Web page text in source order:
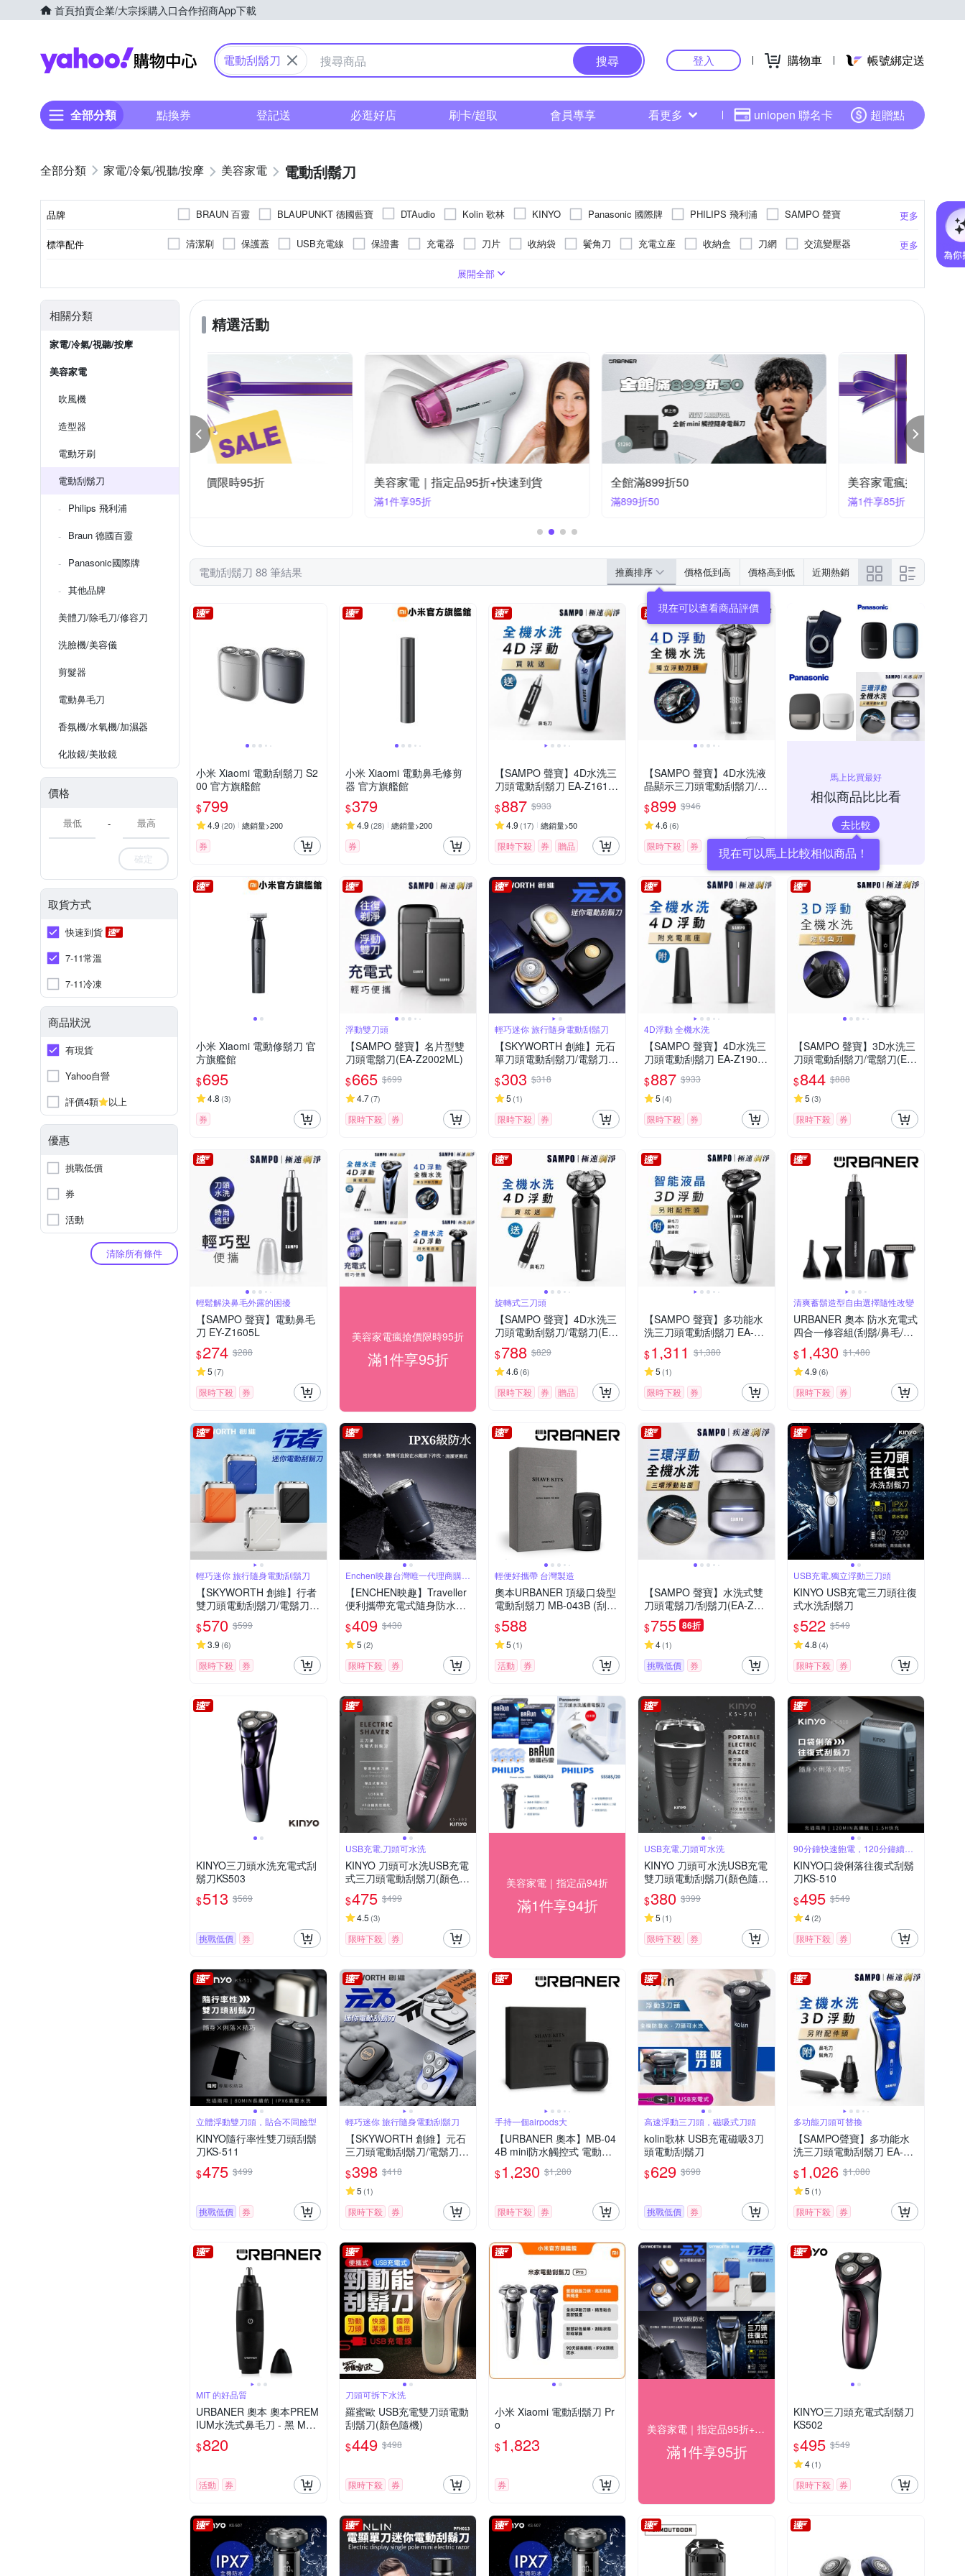
首頁拍賣企業/大宗採購入口合作招商App下載
Yahoo購物中心
電動刮鬍刀 搜尋 登入 購物車 帳號綁定送
全部分類 點換券 登記送 必逛好店 刷卡/超取 會員專享 看更多 uniopen 聯名卡 超贈點
家電/冷氣/視聽/按摩 美容家電 電動刮鬍刀
品牌 更多
BRAUN 百靈 BLAUPUNKT 德國藍寶 DTAudio Kolin 歌林 KINYO Panasonic 國際牌 PHILIPS 飛利浦
SAMPO 聲寶
SKYWORTH 創維
URBANER 奧本 Xiaomi 小米 其他品牌 羅蜜歐
標準配件 更多
清潔刷 保護蓋 USB充電線 保證書 充電器 刀片 收納袋 鬢角刀 充電立座 收納盒 刀網
交流變壓器
展開全部
相關分類
家電/冷氣/視聽/按摩
美容家電
吹風機
造型器
電動牙刷
電動刮鬍刀
Philips 飛利浦
Braun 德國百靈
Panasonic國際牌
其他品牌
美體刀/除毛刀/修容刀
洗臉機/美容儀
剪髮器
電動鼻毛刀
香氛機/水氧機/加濕器
化妝鏡/美妝鏡
價格
-
確定
取貨方式
快速到貨
7-11常溫
7-11冷凍
商品狀況
有現貨
Yahoo自營
評價4顆
以上
優惠
挑戰低價
券
活動
清除所有條件
精選活動
美容家電瘋搶價限時85折 美容家電｜指定品9折+快速到貨
電動刮鬍刀 88 筆結果 推薦排序 價格低到高 價格高到低 近期熱銷
小米 Xiaomi 電動刮鬍刀 S2
00 官方旗艦館
$799
4.9 (20) 總銷量>200
券
小米 Xiaomi 電動鼻毛修剪
器 官方旗艦館
$379
4.9 (28) 總銷量>200
券
【SAMPO 聲寶】4D水洗三
刀頭電動刮鬍刀 EA-Z1613
WL(電鬍刀/修容刀)
$887 $933
4.9 (17) 總銷量>50
限時下殺 券 贈品
【SAMPO 聲寶】4D水洗液
晶顯示三刀頭電動刮鬍刀/電
鬍刀(EA-Z2432WL)
$899 $946
4.6 (6)
限時下殺 券
馬上比買最好
相似商品比比看
去比較
現在可以馬上比較相似商品！
小米 Xiaomi 電動修鬍刀 官
方旗艦館
$695
4.8 (3)
券
浮動雙刀頭
【SAMPO 聲寶】名片型雙
刀頭電鬍刀(EA-Z2002ML)
$665 $699
4.7(7)
限時下殺 券
輕巧迷你 旅行隨身電動刮鬍刀
【SKYWORTH 創維】元石
單刀頭電動刮鬍刀/電鬍刀
台灣公司貨(充電式/IPX7防
水/全機水洗)
$303 $318
5 (1)
限時下殺 券
4D浮動 全機水洗
【SAMPO 聲寶】4D水洗三
刀頭電動刮鬍刀 EA-Z1904
WL
$887 $933
5 (4)
限時下殺 券
【SAMPO 聲寶】3D水洗三
刀頭電動刮鬍刀/電鬍刀(EA-
Z2431WL)
$844 $888
5 (3)
限時下殺 券
輕鬆解決鼻毛外露的困擾
【SAMPO 聲寶】電動鼻毛
刀 EY-Z1605L
$274 $288
5 (7)
限時下殺 券
美容家電瘋搶價限時95折
滿1件享95折
旋轉式三刀頭
【SAMPO 聲寶】4D水洗三
刀頭電動刮鬍刀/電鬍刀(EA-
Z2132WL)
$788 $829
4.6 (6)
限時下殺 券 贈品
【SAMPO 聲寶】多功能水
洗三刀頭電動刮鬍刀 EA-Z1
810WL
$1,311 $1,380
5 (1)
限時下殺 券
清爽蓄鬍造型自由選擇隨性改變
URBANER 奧本 防水充電式
四合一修容組(刮鬍/鼻毛/修
鬍/修容刀) MB-990 (電動刮
鬍刀/電動鼻毛刀/電動鼻毛
剪/鼻毛/鼻毛修剪器/電動鼻
毛修剪器/修鬍刀)
$1,430 $1,480
4.9 (6)
限時下殺 券
輕巧迷你 旅行隨身電動刮鬍刀
【SKYWORTH 創維】行者
雙刀頭電動刮鬍刀/電鬍刀
台灣公司貨(充電式/IPX7防
水/全機水洗/磁吸刀頭)
$570 $599
3.9 (6)
限時下殺 券
Enchen映趣台灣唯一代理商購買
【ENCHEN映趣】Traveller
便利攜帶充電式隨身防水電
動刮鬍刀
$409 $430
5 (2)
限時下殺 券
輕便好攜帶 台灣製造
奧本URBANER 頂級口袋型
電動刮鬍刀 MB-043B (刮鬍
刀/電鬍刀)
$588
5 (1)
活動 券
【SAMPO 聲寶】水洗式雙
刀頭電鬍刀/刮鬍刀(EA-Z26
24WL)
$755 86折
4(1)
挑戰低價 券
USB充電,獨立浮動三刀頭
KINYO USB充電三刀頭往復
式水洗刮鬍刀
$522 $549
4.8 (4)
限時下殺 券
KINYO三刀頭水洗充電式刮
鬍刀KS503
$513 $569
挑戰低價 券
USB充電,刀頭可水洗
KINYO 刀頭可水洗USB充電
式三刀頭電動刮鬍刀(顏色隨
機)
$475 $499
4.5 (3)
限時下殺 券
美容家電｜指定品94折
滿1件享94折
USB充電,刀頭可水洗
KINYO 刀頭可水洗USB充電
雙刀頭電動刮鬍刀(顏色隨
機)
$380 $399
5 (1)
限時下殺 券
90分鐘快速飽電，120分鐘續航
KINYO口袋俐落往復式刮鬍
刀KS-510
$495 $549
4(2)
限時下殺 券
立體浮動雙刀頭，貼合不同臉型
KINYO隨行率性雙刀頭刮鬍
刀KS-511
$475 $499
挑戰低價 券
輕巧迷你 旅行隨身電動刮鬍刀
【SKYWORTH 創維】元石
三刀頭電動刮鬍刀/電鬍刀
台灣公司貨(充電式/IPX7防
水/全機水洗/磁吸刀頭)
$398 $418
5 (1)
限時下殺 券
手持一個airpods大
【URBANER 奧本】MB-04
4B mini防水觸控式 電動刮
鬍刀(口袋電刮鬍刀/電鬍刀/
刮鬍刀)
$1,230 $1,280
限時下殺 券
高速浮動三刀頭，磁吸式刀頭
kolin歌林 USB充電磁吸3刀
頭電動刮鬍刀
$629 $698
挑戰低價 券
多功能刀頭可替換
【SAMPO聲寶】多功能水
洗三刀頭電動刮鬍刀 EA-Z1
901WL(鼻毛刀/鬢角刀)
$1,026 $1,080
5 (1)
限時下殺 券
MIT 的好品質
URBANER 奧本 奧本PREM
IUM水洗式鼻毛刀 - 黑 MB-
061
$820
活動 券
刀頭可拆下水洗
羅蜜歐 USB充電雙刀頭電動
刮鬍刀(顏色隨機)
$449 $498
限時下殺 券
小米 Xiaomi 電動刮鬍刀 Pr
o
$1,823
券
美容家電｜指定品95折+快速到貨
滿1件享95折
KINYO三刀頭充電式刮鬍刀
KS502
$495 $549
4(1)
限時下殺 券